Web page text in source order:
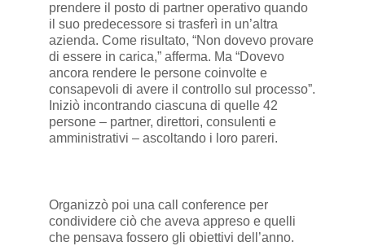
prendere il posto di partner operativo quando
il suo predecessore si trasferì in un’altra
azienda. Come risultato, “Non dovevo provare
di essere in carica,” afferma. Ma “Dovevo
ancora rendere le persone coinvolte e
consapevoli di avere il controllo sul processo”.
Iniziò incontrando ciascuna di quelle 42
persone – partner, direttori, consulenti e
amministrativi – ascoltando i loro pareri.
Organizzò poi una call conference per
condividere ciò che aveva appreso e quelli
che pensava fossero gli obiettivi dell’anno.